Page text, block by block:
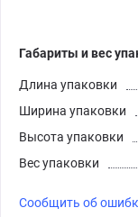
Габариты и вес
Длина упаковки
Ширина упаковки
Высота упаковки
Вес упаковки
Сообщить об